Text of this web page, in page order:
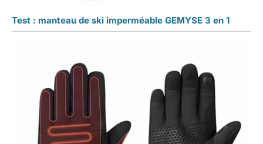
Test : manteau de ski imperméable GEMYSE 3 en 1